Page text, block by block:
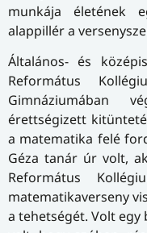
munkája életének
alappillér a
Általános- és
Református
Gimnáziumában
érettségizett
a matematika felé
Géza tanár úr volt,
Református
matematikaverseny
a tehetségét. Volt egy